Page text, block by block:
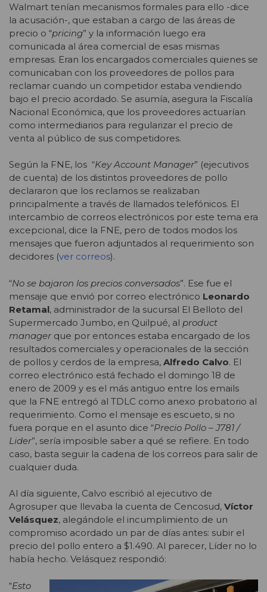
Walmart tenían mecanismos formales para ello -dice
la acusación-, que estaban a cargo de las áreas de
precio o “pricing” y la información luego era
comunicada al área comercial de esas mismas
empresas. Eran los encargados comerciales quienes se
comunicaban con los proveedores de pollos para
reclamar cuando un competidor estaba vendiendo
bajo el precio acordado. Se asumía, asegura la Fiscalía
Nacional Económica, que los proveedores actuarían
como intermediarios para regularizar el precio de
venta al público de sus competidores.
Según la FNE, los “Key Account Manager” (ejecutivos
de cuenta) de los distintos proveedores de pollo
declararon que los reclamos se realizaban
principalmente a través de llamados telefónicos. El
intercambio de correos electrónicos por este tema era
excepcional, dice la FNE, pero de todos modos los
mensajes que fueron adjuntados al requerimiento son
decidores (ver correos).
“No se bajaron los precios conversados”. Ese fue el
mensaje que envió por correo electrónico Leonardo
Retamal, administrador de la sucursal El Belloto del
Supermercado Jumbo, en Quilpué, al product
manager que por entonces estaba encargado de los
resultados comerciales y operacionales de la sección
de pollos y cerdos de la empresa, Alfredo Calvo. El
correo electrónico está fechado el domingo 18 de
enero de 2009 y es el más antiguo entre los emails
que la FNE entregó al TDLC como anexo probatorio al
requerimiento. Como el mensaje es escueto, si no
fuera porque en el asunto dice “Precio Pollo – J781 /
Lider”, sería imposible saber a qué se refiere. En todo
caso, basta seguir la cadena de los correos para salir de
cualquier duda.
Al día siguiente, Calvo escribió al ejecutivo de
Agrosuper que llevaba la cuenta de Cencosud, Víctor
Velásquez, alegándole el incumplimiento de un
compromiso acordado un par de días antes: subir el
precio del pollo entero a $1.490. Al parecer, Líder no lo
había hecho. Velásquez respondió:
“Esto